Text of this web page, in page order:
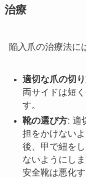
治療
陥入爪の治療法に
適切な爪の切
両サイドは短
す。
靴の選び方: 適
担をかけない
後、甲で紐を
ないようにしま
安全靴は悪化